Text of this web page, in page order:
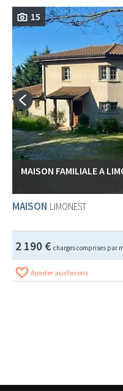
15
MAISON FAMILIALE A
MAISON LIMONEST
2 190 € charges comprises par
Ajouter aux favoris